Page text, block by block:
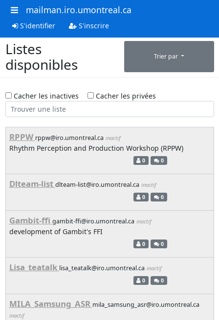
mailman.iro.umontreal.ca
S'identifier S'inscrire
Listes
disponibles
Trier par
Cacher les inactives Cacher les privées
RPPW rppw@iro.umontreal.ca inactif
Rhythm Perception and Production Workshop (RPPW)
0 0
Dlteam-list dlteam-list@iro.umontreal.ca inactif
0 0
Gambit-ffi gambit-ffi@iro.umontreal.ca inactif
development of Gambit's FFI
0 0
Lisa_teatalk lisa_teatalk@iro.umontreal.ca inactif
0 0
MILA_Samsung_ASR mila_samsung_asr@iro.umontreal.ca
inactif